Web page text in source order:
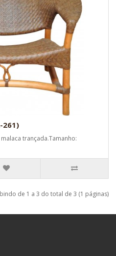
261)
trançada.Tamanho:
de 1 a 3 do total de 3 (1 páginas)